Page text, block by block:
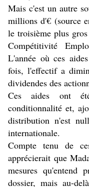
Mais c'est un autre
millions d'€ (source
le troisième plus
Compétitivité
L'année où ces
fois, l'effectif a
dividendes des
Ces aides ont
conditionnalité et,
distribution n'est
internationale.
Compte tenu de
apprécierait que
mesures qu'entend
dossier, mais au-